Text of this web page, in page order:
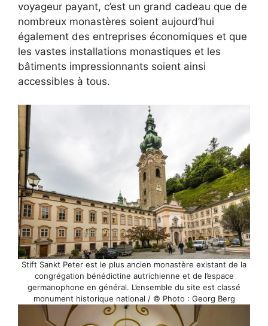
voyageur payant, c’est un grand cadeau que de
nombreux monastères soient aujourd’hui
également des entreprises économiques et que
les vastes installations monastiques et les
bâtiments impressionnants soient ainsi
accessibles à tous.
Stift Sankt Peter est le plus ancien monastère existant de la
congrégation bénédictine autrichienne et de l’espace
germanophone en général. L’ensemble du site est classé
monument historique national / © Photo : Georg Berg